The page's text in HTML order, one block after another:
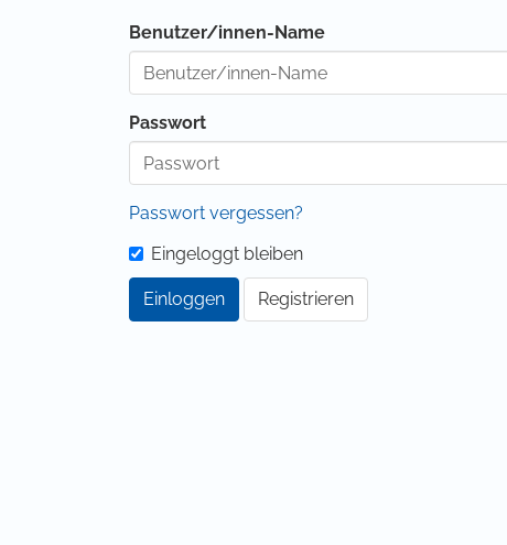
Benutzer/innen-Name
Passwort
Passwort vergessen?
Eingeloggt bleiben
Einloggen Registrieren